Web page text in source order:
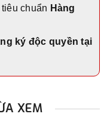
chuẩn Hàng
ký độc quyền tại
XEM